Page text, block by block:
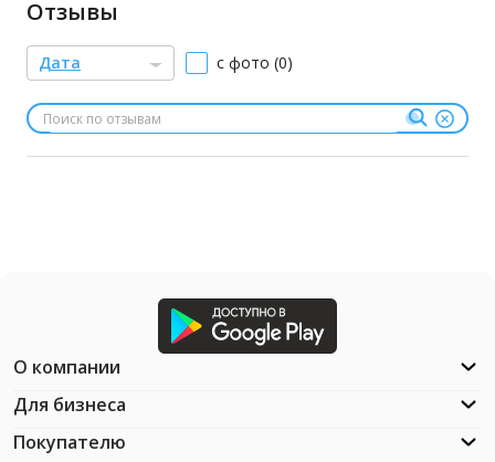
Отзывы
Дата с фото (0)
О компании
Для бизнеса
Покупателю